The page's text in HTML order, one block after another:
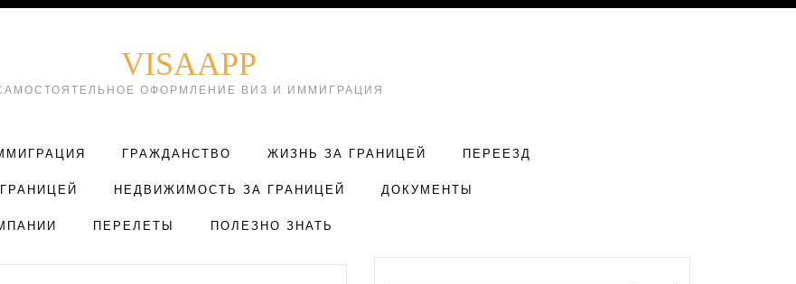
VISAAPP
ОФОРМЛЕНИЕ ВИЗ И ИММИГРАЦИЯ
ГРАЖДАНСТВО ЖИЗНЬ ЗА ГРАНИЦЕЙ ПЕРЕЕЗД
НЕДВИЖИМОСТЬ ЗА ГРАНИЦЕЙ ДОКУМЕНТЫ
ПЕРЕЛЕТЫ ПОЛЕЗНО ЗНАТЬ